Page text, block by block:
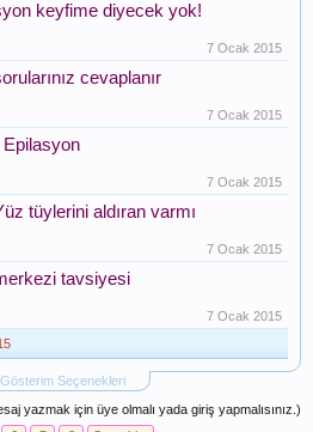
keyfime diyecek yok!
7 Ocak 2015
cevaplanır
7 Ocak 2015
7 Ocak 2015
tüylerini aldıran varmı
7 Ocak 2015
tavsiyesi
7 Ocak 2015
Seçenekleri
yazmak için üye olmalı yada giriş yapmalısınız.)